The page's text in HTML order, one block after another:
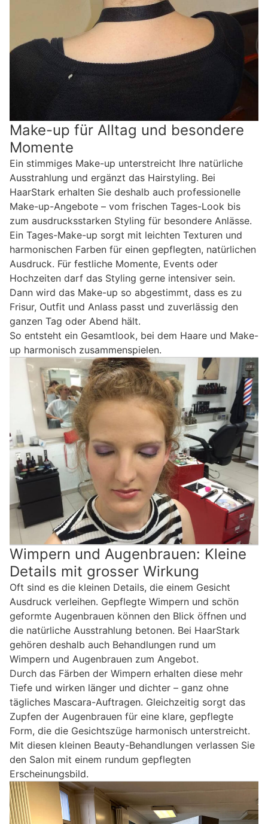
Make-up für Alltag und besondere
Momente
Ein stimmiges Make-up unterstreicht Ihre natürliche
Ausstrahlung und ergänzt das Hairstyling. Bei
HaarStark erhalten Sie deshalb auch professionelle
Make-up-Angebote – vom frischen Tages-Look bis
zum ausdrucksstarken Styling für besondere Anlässe.
Ein Tages-Make-up sorgt mit leichten Texturen und
harmonischen Farben für einen gepflegten, natürlichen
Ausdruck. Für festliche Momente, Events oder
Hochzeiten darf das Styling gerne intensiver sein.
Dann wird das Make-up so abgestimmt, dass es zu
Frisur, Outfit und Anlass passt und zuverlässig den
ganzen Tag oder Abend hält.
So entsteht ein Gesamtlook, bei dem Haare und Make-
up harmonisch zusammenspielen.
Wimpern und Augenbrauen: Kleine
Details mit grosser Wirkung
Oft sind es die kleinen Details, die einem Gesicht
Ausdruck verleihen. Gepflegte Wimpern und schön
geformte Augenbrauen können den Blick öffnen und
die natürliche Ausstrahlung betonen. Bei HaarStark
gehören deshalb auch Behandlungen rund um
Wimpern und Augenbrauen zum Angebot.
Durch das Färben der Wimpern erhalten diese mehr
Tiefe und wirken länger und dichter – ganz ohne
tägliches Mascara-Auftragen. Gleichzeitig sorgt das
Zupfen der Augenbrauen für eine klare, gepflegte
Form, die die Gesichtszüge harmonisch unterstreicht.
Mit diesen kleinen Beauty-Behandlungen verlassen Sie
den Salon mit einem rundum gepflegten
Erscheinungsbild.